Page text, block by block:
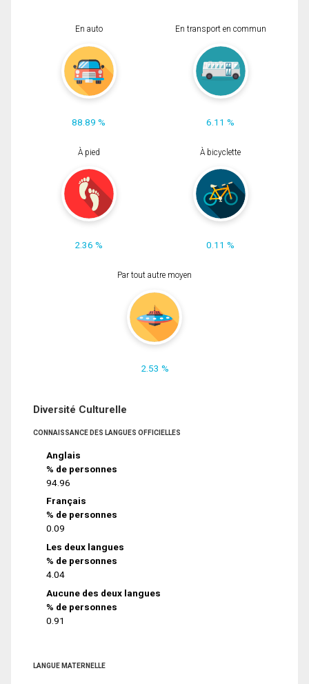
En auto
88.89 %
En transport en commun
6.11 %
À pied
2.36 %
À bicyclette
0.11 %
Par tout autre moyen
2.53 %
Diversité Culturelle
CONNAISSANCE DES LANGUES OFFICIELLES
Anglais
% de personnes
94.96
Français
% de personnes
0.09
Les deux langues
% de personnes
4.04
Aucune des deux langues
% de personnes
0.91
LANGUE MATERNELLE